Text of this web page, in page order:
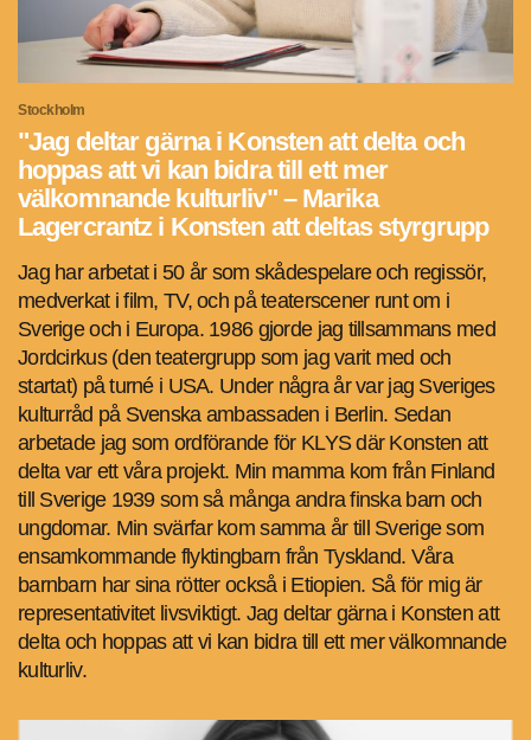
Stockholm
"Jag deltar gärna i Konsten att delta och
hoppas att vi kan bidra till ett mer
välkomnande kulturliv" – Marika
Lagercrantz i Konsten att deltas styrgrupp
Jag har arbetat i 50 år som skådespelare och regissör,
medverkat i film, TV, och på teaterscener runt om i
Sverige och i Europa. 1986 gjorde jag tillsammans med
Jordcirkus (den teatergrupp som jag varit med och
startat) på turné i USA. Under några år var jag Sveriges
kulturråd på Svenska ambassaden i Berlin. Sedan
arbetade jag som ordförande för KLYS där Konsten att
delta var ett våra projekt. Min mamma kom från Finland
till Sverige 1939 som så många andra finska barn och
ungdomar. Min svärfar kom samma år till Sverige som
ensamkommande flyktingbarn från Tyskland. Våra
barnbarn har sina rötter också i Etiopien. Så för mig är
representativitet livsviktigt. Jag deltar gärna i Konsten att
delta och hoppas att vi kan bidra till ett mer välkomnande
kulturliv.